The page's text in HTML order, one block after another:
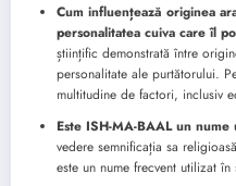
Cum influențează originea
personalitatea cuiva care îl
științific demonstrată între
personalitate ale purtătorului.
multitudine de factori, inclusiv
Este ISH-MA-BAAL un
vedere semnificația sa
este un nume frecvent utilizat